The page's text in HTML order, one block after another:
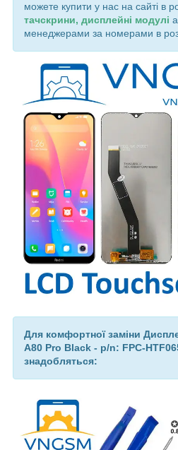
можете купити у нас на сайті в
тачскрини, дисплейні модулі
менеджерами за номерами в
Для комфортної заміни
A80 Pro Black - p/n: FPC-
знадобляться: